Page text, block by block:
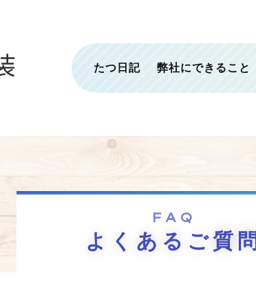
たつ日記 弊社にできること
FAQ
よくあるご質問